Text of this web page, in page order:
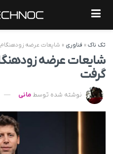
تک ناک» فناوری » شایعات عرضه زودهنگام GPT-5.6 قوت گرفت
گرفت
نوشته شده توسط مانی